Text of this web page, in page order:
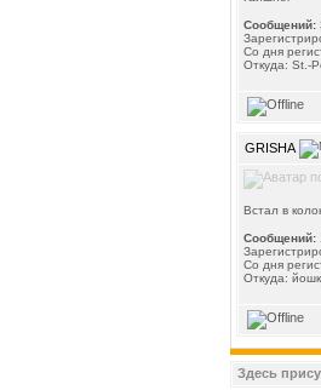
Сообщений:
Со дня
Откуда: St.-
GRISHA
Встал в
Сообщений:
Со дня
Откуда:
Здесь